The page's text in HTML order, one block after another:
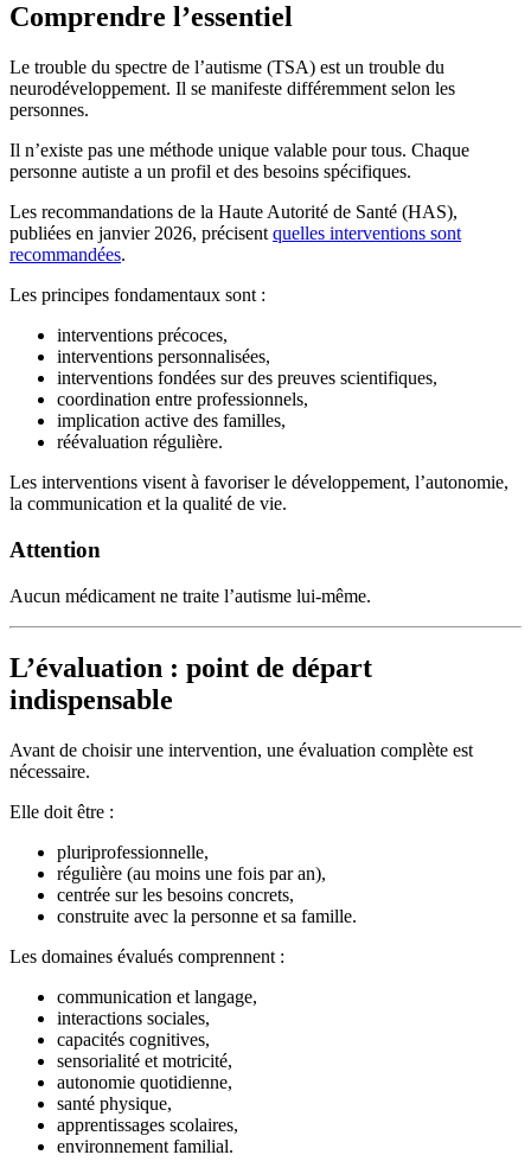
Comprendre l’essentiel
Le trouble du spectre de l’autisme (TSA) est un trouble du
neurodéveloppement. Il se manifeste différemment selon les
personnes.
Il n’existe pas une méthode unique valable pour tous. Chaque
personne autiste a un profil et des besoins spécifiques.
Les recommandations de la Haute Autorité de Santé (HAS),
publiées en janvier 2026, précisent quelles interventions sont
recommandées.
Les principes fondamentaux sont :
interventions précoces,
interventions personnalisées,
interventions fondées sur des preuves scientifiques,
coordination entre professionnels,
implication active des familles,
réévaluation régulière.
Les interventions visent à favoriser le développement, l’autonomie,
la communication et la qualité de vie.
Attention
Aucun médicament ne traite l’autisme lui-même.
L’évaluation : point de départ
indispensable
Avant de choisir une intervention, une évaluation complète est
nécessaire.
Elle doit être :
pluriprofessionnelle,
régulière (au moins une fois par an),
centrée sur les besoins concrets,
construite avec la personne et sa famille.
Les domaines évalués comprennent :
communication et langage,
interactions sociales,
capacités cognitives,
sensorialité et motricité,
autonomie quotidienne,
santé physique,
apprentissages scolaires,
environnement familial.